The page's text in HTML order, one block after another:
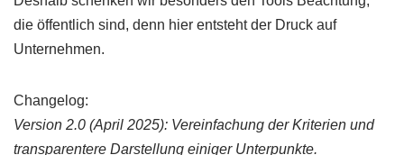
die öffentlich sind, denn hier entsteht der Druck auf
Unternehmen.
Changelog:
Version 2.0 (April 2025): Vereinfachung der Kriterien und
transparentere Darstellung einiger Unterpunkte.